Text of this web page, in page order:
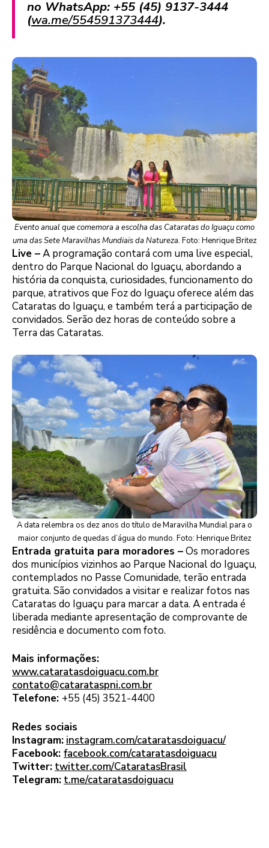
no WhatsApp: +55 (45) 9137-3444
(wa.me/554591373444).
Evento anual que comemora a escolha das Cataratas do Iguaçu como
uma das Sete Maravilhas Mundiais da Natureza. Foto: Henrique Britez
Live –A programação contará com uma live especial,
dentro do Parque Nacional do Iguaçu, abordando a
história da conquista, curiosidades, funcionamento do
parque, atrativos que Foz do Iguaçu oferece além das
Cataratas do Iguaçu, e também terá a participação de
convidados. Serão dez horas de conteúdo sobre a
Terra das Cataratas.
A data relembra os dez anos do título de Maravilha Mundial para o
maior conjunto de quedas d’água do mundo. Foto: Henrique Britez
Entrada gratuita para moradores –Os moradores
dos municípios vizinhos ao Parque Nacional do Iguaçu,
contemplados no Passe Comunidade, terão entrada
gratuita. São convidados a visitar e realizar fotos nas
Cataratas do Iguaçu para marcar a data. A entrada é
liberada mediante apresentação de comprovante de
residência e documento com foto.
Mais informações:
www.cataratasdoiguacu.com.br
contato@catarataspni.com.br
Telefone: +55 (45) 3521-4400
Redes sociais
Instagram: instagram.com/cataratasdoiguacu/
Facebook: facebook.com/cataratasdoiguacu
Twitter: twitter.com/CataratasBrasil
Telegram: t.me/cataratasdoiguacu